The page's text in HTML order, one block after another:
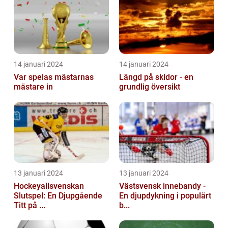
14 januari 2024
Var spelas mästarnas
mästare in
14 januari 2024
Längd på skidor - en
grundlig översikt
13 januari 2024
Hockeyallsvenskan
Slutspel: En Djupgående
Titt på ...
13 januari 2024
Västsvensk innebandy -
En djupdykning i populärt
b...